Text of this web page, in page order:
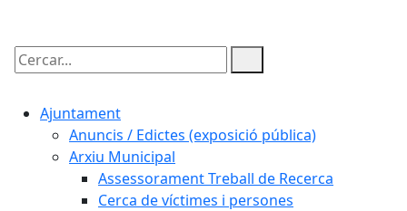
Cercar:
Ajuntament
Anuncis / Edictes (exposició pública)
Arxiu Municipal
Assessorament Treball de Recerca
Cerca de víctimes i persones